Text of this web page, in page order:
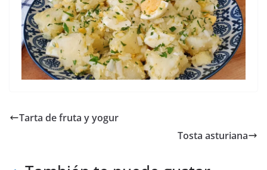
Tarta de fruta y yogur
Tosta asturiana